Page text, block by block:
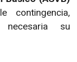
contingencia,
su